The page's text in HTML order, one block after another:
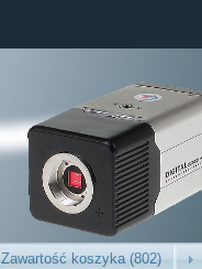
Zawartość koszyka (802)